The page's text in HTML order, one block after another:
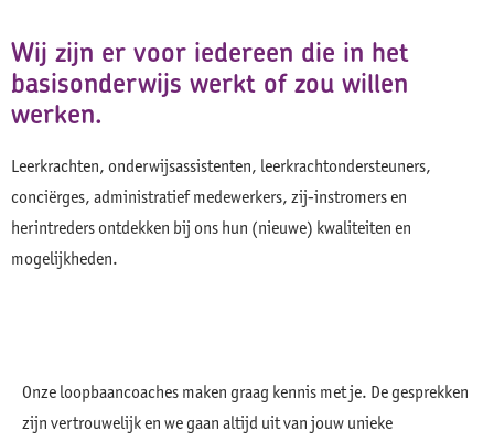
Wij zijn er voor iedereen die in het
basisonderwijs werkt of zou willen
werken.
Leerkrachten, onderwijsassistenten, leerkrachtondersteuners,
conciërges, administratief medewerkers, zij-instromers en
herintreders ontdekken bij ons hun (nieuwe) kwaliteiten en
mogelijkheden.
Onze loopbaancoaches maken graag kennis met je. De gesprekken
zijn vertrouwelijk en we gaan altijd uit van jouw unieke